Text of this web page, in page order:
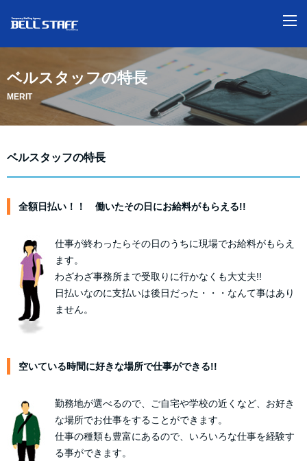
ベルスタッフの特長
MERIT
ベルスタッフの特長
全額日払い！！ 働いたその日にお給料がもらえる!!
仕事が終わったらその日のうちに現場でお給料がもらえ
ます。
わざわざ事務所まで受取りに行かなくも大丈夫!!
日払いなのに支払いは後日だった・・・なんて事はあり
ません。
空いている時間に好きな場所で仕事ができる!!
勤務地が選べるので、ご自宅や学校の近くなど、お好き
な場所でお仕事をすることができます。
仕事の種類も豊富にあるので、いろいろな仕事を経験す
る事ができます。